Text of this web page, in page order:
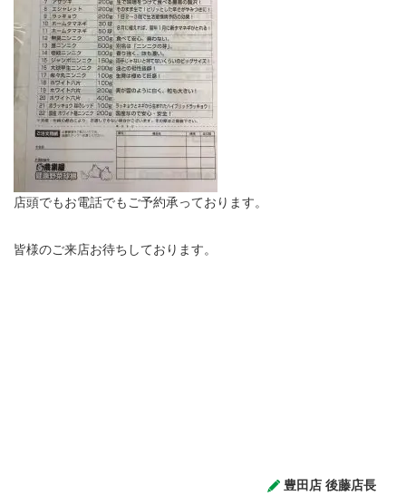
店頭でもお電話でもご予約承っております。
皆様のご来店お待ちしております。
豊田店 後藤店長